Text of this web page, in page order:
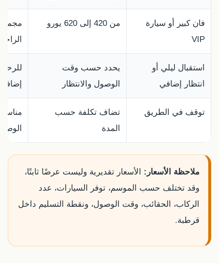
فان كبير أو سيارة
VIP
من 420 إلى 620 يورو
استقبال ليلي أو
انتظار إضافي
يحدد حسب وقت
الوصول والانتظار
توقف في الطريق
تضاف تكلفة حسب
المدة
ملاحظة الأسعار: الأسعار تقديرية وليست عرضًا ثابتًا،
وقد تختلف حسب الموسم، توفر السيارات، عدد
الركاب، الحقائب، وقت الوصول، ونقطة التسليم داخل
قرطبة.